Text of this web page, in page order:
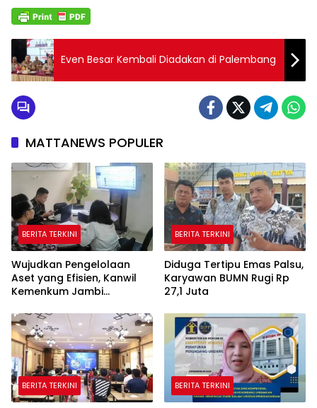
Even Besar Kembali Diadakan di Palembang
MATTANEWS POPULER
BERITA TERKINI
Wujudkan Pengelolaan
Aset yang Efisien, Kanwil
Kemenkum Jambi
Secara Transparan
BERITA TERKINI
Diduga Tertipu Emas Palsu,
Karyawan BUMN Rugi Rp
27,1 Juta
BERITA TERKINI BERITA TERKINI